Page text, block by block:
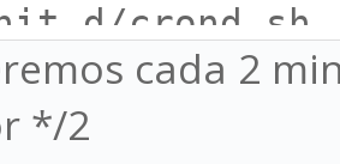
crond.sh
cada 2
*/2